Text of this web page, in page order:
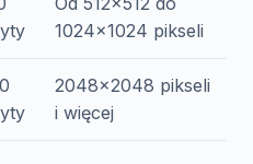
1024x1024 pikseli
2048x2048 pikseli
i więcej